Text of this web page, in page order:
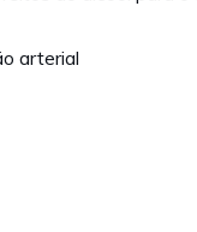
arterial